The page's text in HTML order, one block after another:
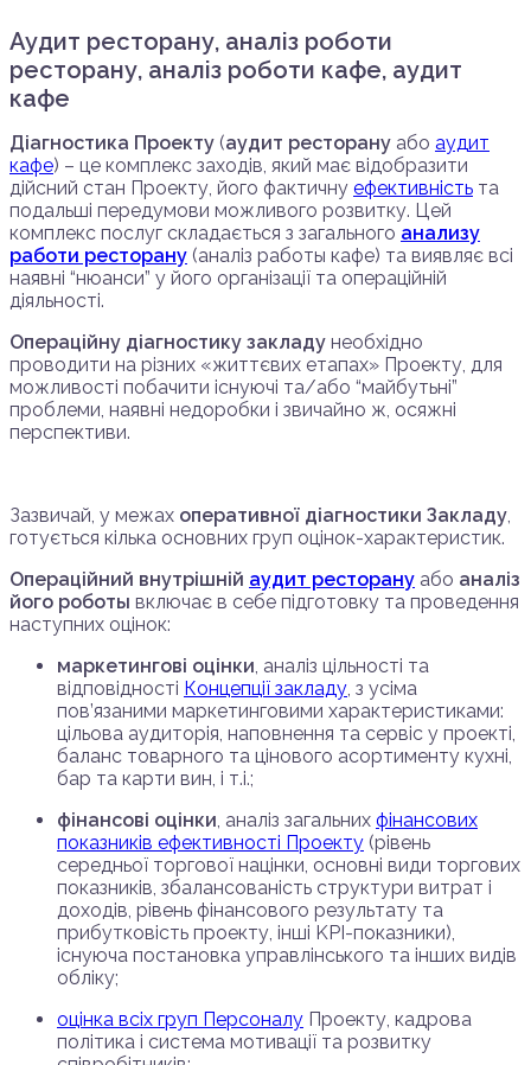
Аудит ресторану, аналіз роботи
ресторану, аналіз роботи кафе, аудит
кафе
Діагностика Проекту (аудит ресторану або аудит
кафе) – це комплекс заходів, який має відобразити
дійсний стан Проекту, його фактичну ефективність та
подальші передумови можливого розвитку. Цей
комплекс послуг складається з загального анализу
работи ресторану (аналіз работы кафе) та виявляє всі
наявні “нюанси” у його організації та операційній
діяльності.
Операційну діагностику закладу необхідно
проводити на різних «життєвих етапах» Проекту, для
можливості побачити існуючі та/або “майбутьні”
проблеми, наявні недоробки і звичайно ж, осяжні
перспективи.
Зазвичай, у межах оперативної діагностики Закладу,
готується кілька основних груп оцінок-характеристик.
Операційний внутрішній аудит ресторану або аналіз
його роботы включає в себе підготовку та проведення
наступних оцінок:
маркетингові оцінки, аналіз цільності та
відповідності Концепції закладу, з усіма
пов’язаними маркетинговими характеристиками:
цільова аудиторія, наповнення та сервіс у проекті,
баланс товарного та цінового асортименту кухні,
бар та карти вин, і т.і.;
фінансові оцінки, аналіз загальних фінансових
показників ефективності Проекту (рівень
середньої торгової націнки, основні види торгових
показників, збалансованість структури витрат і
доходів, рівень фінансового результату та
прибутковість проекту, інші KPI-показники),
існуюча постановка управлінського та інших видів
обліку;
оцінка всіх груп Персоналу Проекту, кадрова
політика і система мотивації та розвитку